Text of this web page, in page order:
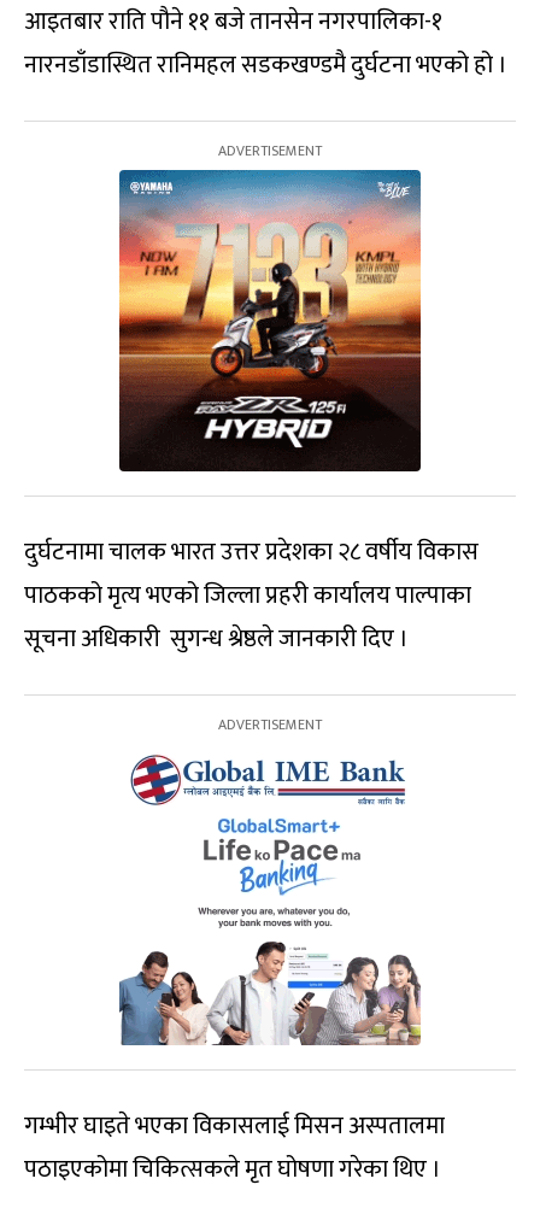
आइतबार राति पौने ११ बजे तानसेन नगरपालिका-१
नारनडाँडास्थित रानिमहल सडकखण्डमै दुर्घटना भएको हो ।
दुर्घटनामा चालक भारत उत्तर प्रदेशका २८ वर्षीय विकास
पाठकको मृत्य भएको जिल्ला प्रहरी कार्यालय पाल्पाका
सूचना अधिकारी सुगन्ध श्रेष्ठले जानकारी दिए ।
गम्भीर घाइते भएका विकासलाई मिसन अस्पतालमा
पठाइएकोमा चिकित्सकले मृत घोषणा गरेका थिए ।